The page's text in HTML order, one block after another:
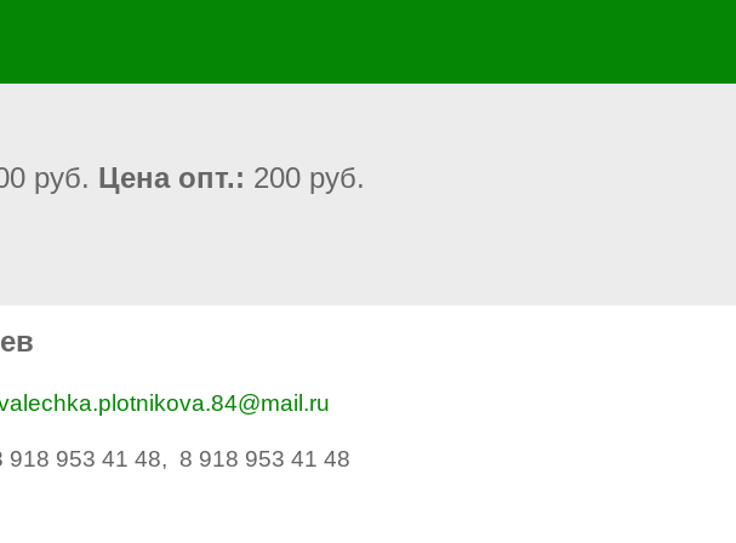
0 руб. Цена опт.: 200 руб.
953 41 48, 8 918 953 41 48